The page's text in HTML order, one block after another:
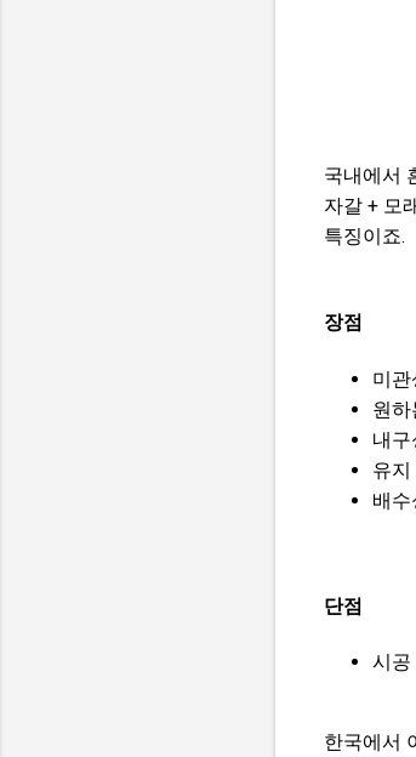
국내에서
자갈 + 모
특징이죠.
장점
미
원하
내
유지
배수
단점
시공
한국에서